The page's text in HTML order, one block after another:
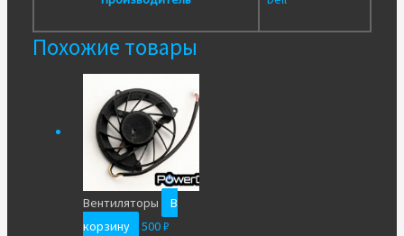
Похожие товары
Вентиляторы
В
корзину
500₽